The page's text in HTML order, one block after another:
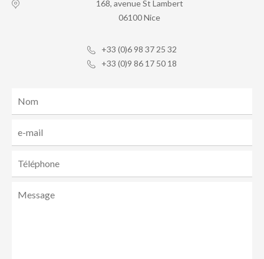
168, avenue St Lambert
06100 Nice
+33 (0)6 98 37 25 32
+33 (0)9 86 17 50 18